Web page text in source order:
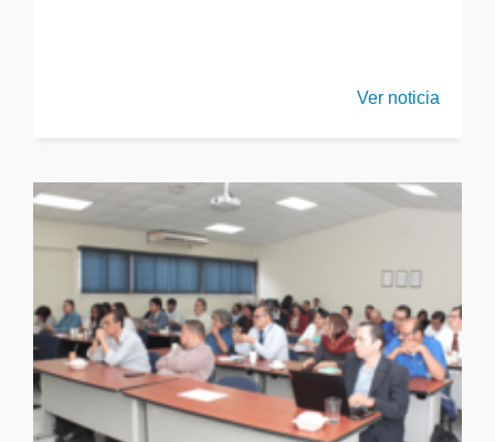
Ver noticia